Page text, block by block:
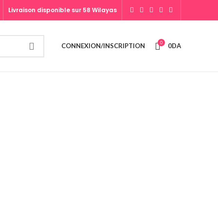
Livraison disponible sur 58 Wilayas
CONNEXION/INSCRIPTION 0 0DA